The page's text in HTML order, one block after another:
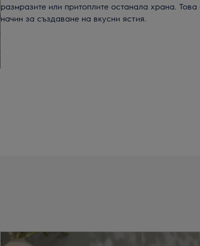
размразите или притоплите останала храна.
начин за създаване на вкусни ястия.